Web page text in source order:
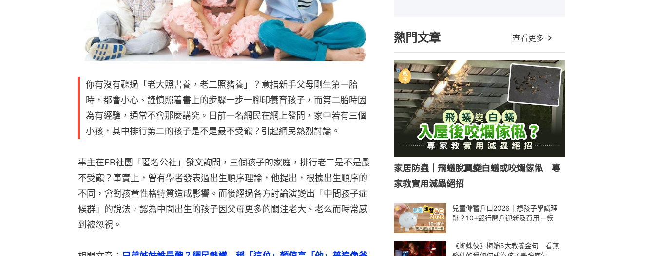
你有沒有聽過「老大照書養，老二照豬養」？意指新手父母剛生第一胎
時，都會小心、謹慎照着書上的步驟一步一腳印養育孩子，而第二胎時因
為有經驗，通常不會那麼講究。日前一名網民在網上發問，家中若有三個
小孩，其中排行第二的孩子是不是最不受寵？引起網民熱烈討論。
事主在FB社團「匿名公社」發文詢問，三個孩子的家庭，排行老二是不是最
不受寵？事實上，曾有學者發表過出生順序理論，他提出，根據出生順序的
不同，會對孩童性格特質造成影響。而後經過各方討論演變出「中間孩子症
候群」的說法，認為中間出生的孩子因父母更多的關注老大、老么而時常感
到被忽視。
熱門文章 查看更多
家居防蟲｜飛蟻脫翼變白蟻或咬爛傢俬 專
家教實用滅蟲絕招
兒童儲蓄戶口2026｜想孩子學識理
財？10+銀行開戶迎新及費用一覽
《蜘蛛俠》梅嬸5大教養金句 看無